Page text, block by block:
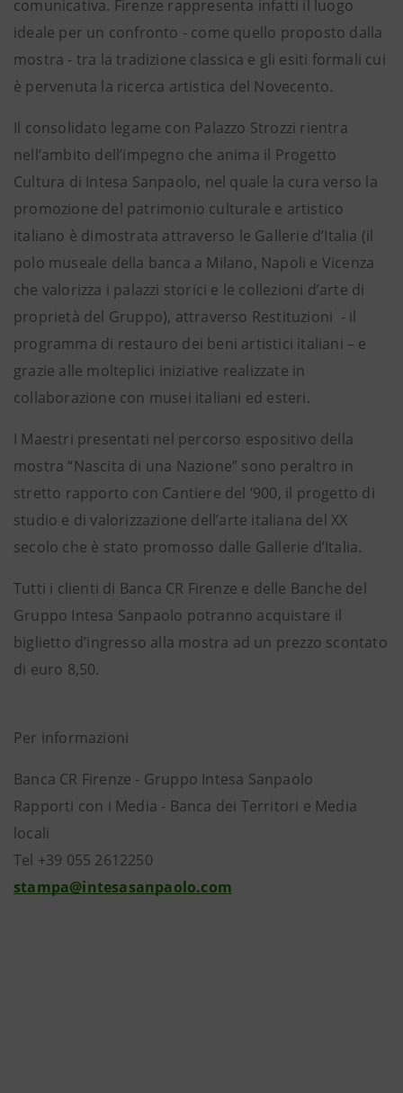
comunicativa. Firenze rappresenta infatti il luogo
ideale per un confronto - come quello proposto dalla
mostra - tra la tradizione classica e gli esiti formali cui
è pervenuta la ricerca artistica del Novecento.
Il consolidato legame con Palazzo Strozzi rientra
nell’ambito dell’impegno che anima il Progetto
Cultura di Intesa Sanpaolo, nel quale la cura verso la
promozione del patrimonio culturale e artistico
italiano è dimostrata attraverso le Gallerie d’Italia (il
polo museale della banca a Milano, Napoli e Vicenza
che valorizza i palazzi storici e le collezioni d’arte di
proprietà del Gruppo), attraverso Restituzioni - il
programma di restauro dei beni artistici italiani – e
grazie alle molteplici iniziative realizzate in
collaborazione con musei italiani ed esteri.
I Maestri presentati nel percorso espositivo della
mostra “Nascita di una Nazione” sono peraltro in
stretto rapporto con Cantiere del ‘900, il progetto di
studio e di valorizzazione dell’arte italiana del XX
secolo che è stato promosso dalle Gallerie d’Italia.
Tutti i clienti di Banca CR Firenze e delle Banche del
Gruppo Intesa Sanpaolo potranno acquistare il
biglietto d’ingresso alla mostra ad un prezzo scontato
di euro 8,50.
Per informazioni
Banca CR Firenze - Gruppo Intesa Sanpaolo
Rapporti con i Media - Banca dei Territori e Media
locali
Tel +39 055 2612250
stampa@intesasanpaolo.com